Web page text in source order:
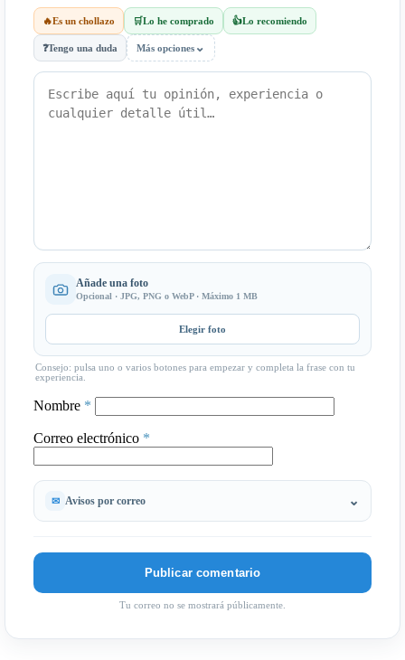
🔥Es un chollazo 🛒Lo he comprado 👍Lo recomiendo
❓Tengo una duda Más opciones ⌄
Añade una foto
Opcional · JPG, PNG o WebP · Máximo 1 MB
Elegir foto
Consejo: pulsa uno o varios botones para empezar y completa la frase con tu
experiencia.
Nombre *
Correo electrónico *
Avisos por correo
Tu correo no se mostrará públicamente.